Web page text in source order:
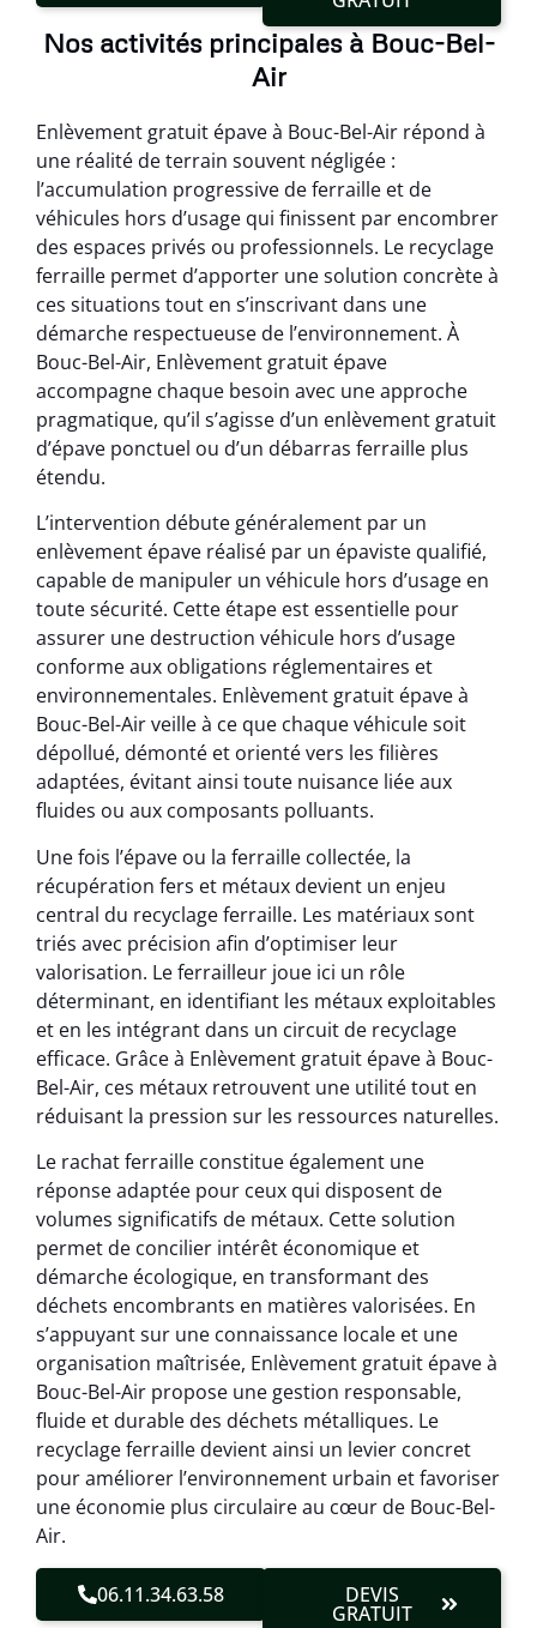
Nos activités principales à Bouc-Bel-
Air
Enlèvement gratuit épave à Bouc-Bel-Air répond à
une réalité de terrain souvent négligée :
l’accumulation progressive de ferraille et de
véhicules hors d’usage qui finissent par encombrer
des espaces privés ou professionnels. Le recyclage
ferraille permet d’apporter une solution concrète à
ces situations tout en s’inscrivant dans une
démarche respectueuse de l’environnement. À
Bouc-Bel-Air, Enlèvement gratuit épave
accompagne chaque besoin avec une approche
pragmatique, qu’il s’agisse d’un enlèvement gratuit
d’épave ponctuel ou d’un débarras ferraille plus
étendu.
L’intervention débute généralement par un
enlèvement épave réalisé par un épaviste qualifié,
capable de manipuler un véhicule hors d’usage en
toute sécurité. Cette étape est essentielle pour
assurer une destruction véhicule hors d’usage
conforme aux obligations réglementaires et
environnementales. Enlèvement gratuit épave à
Bouc-Bel-Air veille à ce que chaque véhicule soit
dépollué, démonté et orienté vers les filières
adaptées, évitant ainsi toute nuisance liée aux
fluides ou aux composants polluants.
Une fois l’épave ou la ferraille collectée, la
récupération fers et métaux devient un enjeu
central du recyclage ferraille. Les matériaux sont
triés avec précision afin d’optimiser leur
valorisation. Le ferrailleur joue ici un rôle
déterminant, en identifiant les métaux exploitables
et en les intégrant dans un circuit de recyclage
efficace. Grâce à Enlèvement gratuit épave à Bouc-
Bel-Air, ces métaux retrouvent une utilité tout en
réduisant la pression sur les ressources naturelles.
Le rachat ferraille constitue également une
réponse adaptée pour ceux qui disposent de
volumes significatifs de métaux. Cette solution
permet de concilier intérêt économique et
démarche écologique, en transformant des
déchets encombrants en matières valorisées. En
s’appuyant sur une connaissance locale et une
organisation maîtrisée, Enlèvement gratuit épave à
Bouc-Bel-Air propose une gestion responsable,
fluide et durable des déchets métalliques. Le
recyclage ferraille devient ainsi un levier concret
pour améliorer l’environnement urbain et favoriser
une économie plus circulaire au cœur de Bouc-Bel-
Air.
06.11.34.63.58 DEVIS
GRATUIT